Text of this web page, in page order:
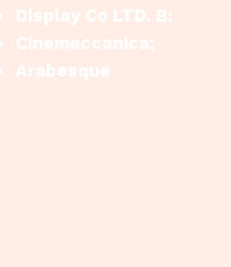
Display Co LTD. B;
Cinemeccanica;
Arabesque